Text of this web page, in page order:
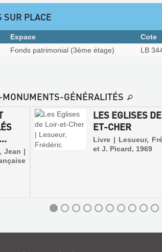
SUR PLACE
Espace Cote
Fonds patrimonial (3ème étage) LB
GÉNÉRALITÉS
LES EGLISES
ET-CHER
Livre | Lesueur,
et J. Picard, 1969
Jean |